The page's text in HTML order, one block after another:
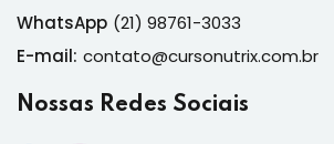
WhatsApp (21) 98761-3033
E-mail: contato@cursonutrix.com.br
Nossas Redes Sociais